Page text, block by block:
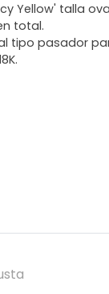
Yellow' talla
total.
tipo pasador